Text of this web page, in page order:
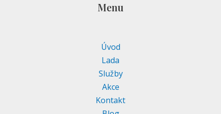
Menu
Úvod
Lada
Služby
Akce
Kontakt